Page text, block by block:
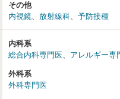
その他
内視鏡、 放射線科、 予防接種
内科系
総合内科専門医、 アレルギー専
外科系
外科専門医